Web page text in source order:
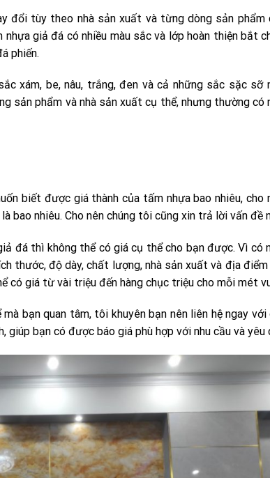
đổi tùy theo nhà sản xuất và từng dòng sản phẩm
giả đá có nhiều màu sắc và lớp hoàn thiện bắt
phiến.
xám, be, nâu, trắng, đen và cả những sắc sặc sỡ
sản phẩm và nhà sản xuất cụ thể, nhưng thường có
biết được giá thành của tấm nhựa bao nhiêu,
nhiêu. Cho nên chúng tôi cũng xin trả lời vấn đề
đá thì không thể có giá cụ thể cho bạn được. Vì có
thước, độ dày, chất lượng, nhà sản xuất và địa
giá từ vài triệu đến hàng chục triệu cho mỗi mét
bạn quan tâm, tôi khuyên bạn nên liên hệ ngay
bạn có được báo giá phù hợp với nhu cầu và yêu